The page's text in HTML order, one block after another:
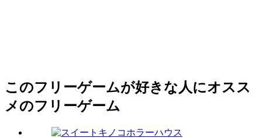
このフリーゲームが好きな人にオスス
メのフリーゲーム